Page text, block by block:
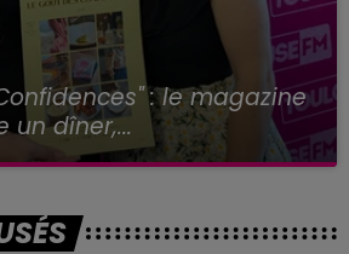
: le magazine
un dîner,...